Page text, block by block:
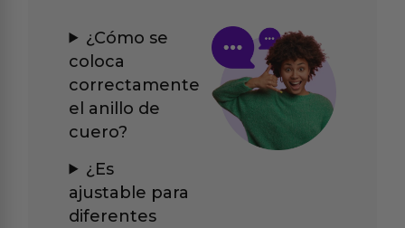
¿Cómo se
coloca
correctamente
el anillo de
cuero?
¿Es
ajustable para
diferentes